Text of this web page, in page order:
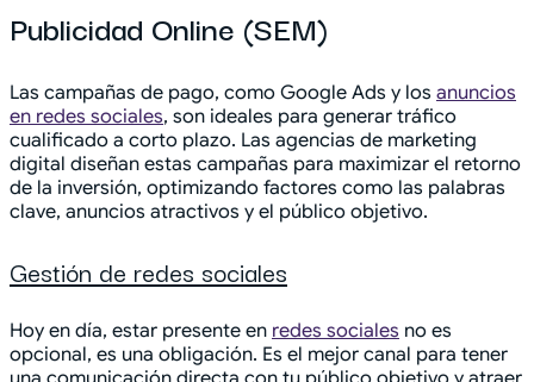
Publicidad Online (SEM)
Las campañas de pago, como Google Ads y los anuncios
en redes sociales, son ideales para generar tráfico
cualificado a corto plazo. Las agencias de marketing
digital diseñan estas campañas para maximizar el retorno
de la inversión, optimizando factores como las palabras
clave, anuncios atractivos y el público objetivo.
Gestión de redes sociales
Hoy en día, estar presente en redes sociales no es
opcional, es una obligación. Es el mejor canal para tener